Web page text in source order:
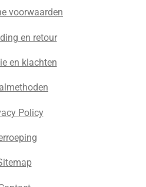
voorwaarden
en retour
en klachten
Policy